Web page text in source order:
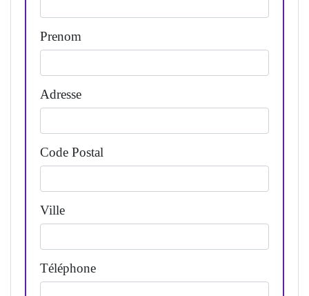
Prenom
Adresse
Code Postal
Ville
Téléphone